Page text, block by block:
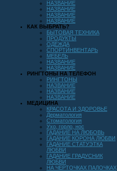
НАЗВАНИЕ
НАЗВАНИЕ
НАЗВАНИЕ
НАЗВАНИЕ
КАК ВЫБРАТЬ?
БЫТОВАЯ ТЕХНИКА
ПРОДУКТЫ
ОДЕЖДА
СПОРТИНВЕНТАРЬ
МЕБЕЛЬ
НАЗВАНИЕ
НАЗВАНИЕ
РИНГТОНЫ НА ТЕЛЕФОН
РИНГТОНЫ
НАЗВАНИЕ
НАЗВАНИЕ
НАЗВАНИЕ
МЕДИЦИНА
КРАСОТА И ЗДОРОВЬЕ
Дерматология
Стоматология
Ухо, горло, нос
ГАДАНИЕ НА ЛЮБОВЬ
ГАДАНИЕ КОРОНА ЛЮБВИ
ГАДАНИЕ СТАТУЭТКА
ЛЮБВИ
ГАДАНИЕ ГРАДУСНИК
ЛЮБВИ
НА ЧЕРТОЧКАХ ПАЛОЧКАХ